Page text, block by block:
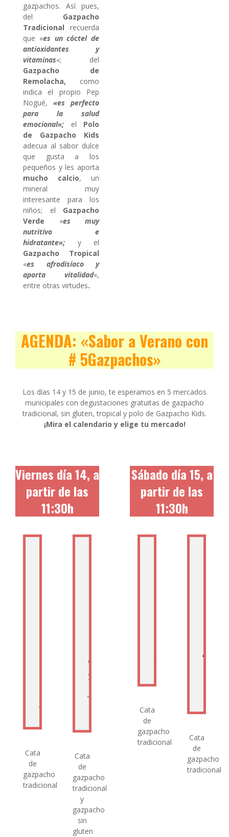
gazpachos. Así pues,
del Gazpacho
Tradicional recuerda
que «es un cóctel de
antioxidantes y
vitaminas«; del
Gazpacho de
Remolacha, como
indica el propio Pep
Nogué, «es perfecto
para la salud
emocional»; el Polo
de Gazpacho Kids
adecua al sabor dulce
que gusta a los
pequeños y les aporta
mucho calcio, un
mineral muy
interesante para los
niños; el Gazpacho
Verde «es muy
nutritivo e
hidratante»; y el
Gazpacho Tropical
«es afrodisíaco y
aporta vitalidad«,
entre otras virtudes.
AGENDA: «Sabor a Verano con
# 5Gazpachos»
Los días 14 y 15 de junio, te esperamos en 5 mercados
municipales con degustaciones gratuitas de gazpacho
tradicional, sin gluten, tropical y polo de Gazpacho Kids.
¡Mira el calendario y elige tu mercado!
Viernes día 14, a
partir de las
11:30h
27
Cata
de
gazpacho
tradicional
de
Sant
168
Cata
de
gazpacho
tradicional
y
gazpacho
sin
gluten
Sábado día 15, a
partir de las
11:30h
149
Cata
de
gazpacho
tradicional
Cata
de
gazpacho
tradicional